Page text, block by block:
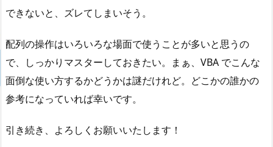
できないと、ズレてしまいそう。
配列の操作はいろいろな場面で使うことが多いと思うの
で、しっかりマスターしておきたい。まぁ、VBA でこんな
面倒な使い方するかどうかは謎だけれど。どこかの誰かの
参考になっていれば幸いです。
引き続き、よろしくお願いいたします！